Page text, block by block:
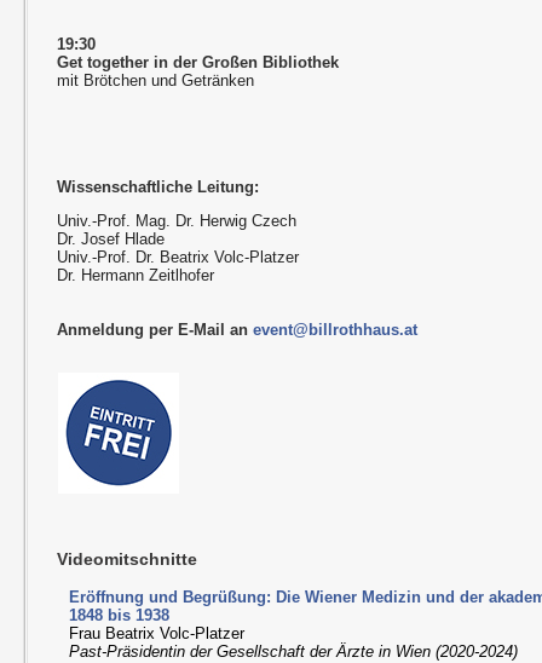
19:30
Get together in der Großen Bibliothek
mit Brötchen und Getränken
Wissenschaftliche Leitung:
Univ.-Prof. Mag. Dr. Herwig Czech
Dr. Josef Hlade
Univ.-Prof. Dr. Beatrix Volc-Platzer
Dr. Hermann Zeitlhofer
Anmeldung per E-Mail anevent@billrothhaus.at
Videomitschnitte
Eröffnung und Begrüßung: Die Wiener Medizin und der
1848 bis 1938
Frau Beatrix Volc-Platzer
Past-Präsidentin der Gesellschaft der Ärzte in Wien (2020-2024)